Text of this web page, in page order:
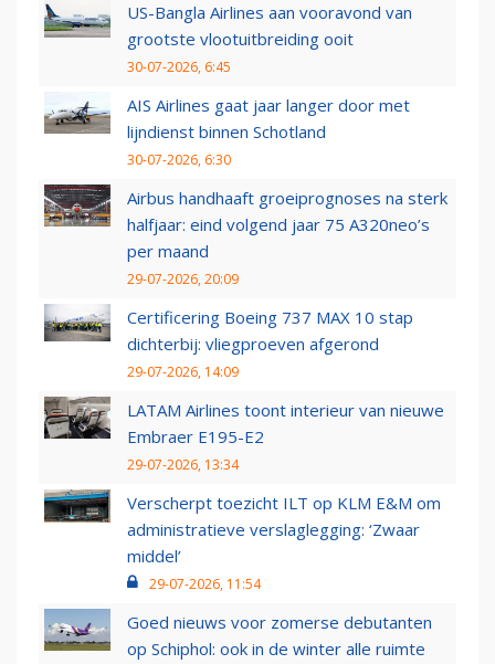
US-Bangla Airlines aan vooravond van
grootste vlootuitbreiding ooit
30-07-2026, 6:45
AIS Airlines gaat jaar langer door met
lijndienst binnen Schotland
30-07-2026, 6:30
Airbus handhaaft groeiprognoses na sterk
halfjaar: eind volgend jaar 75 A320neo’s
per maand
29-07-2026, 20:09
Certificering Boeing 737 MAX 10 stap
dichterbij: vliegproeven afgerond
29-07-2026, 14:09
LATAM Airlines toont interieur van nieuwe
Embraer E195-E2
29-07-2026, 13:34
Verscherpt toezicht ILT op KLM E&M om
administratieve verslaglegging: ‘Zwaar
middel’
29-07-2026, 11:54
Goed nieuws voor zomerse debutanten
op Schiphol: ook in de winter alle ruimte